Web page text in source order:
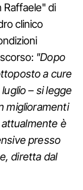
Raffaele" di
clinico
"Dopo
a cure
– si legge
miglioramenti
attualmente è
presso
diretta dal